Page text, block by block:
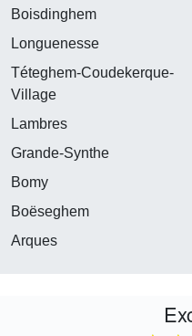
Boisdinghem
Longuenesse
Téteghem-Coudekerque-
Village
Lambres
Grande-Synthe
Bomy
Boëseghem
Arques